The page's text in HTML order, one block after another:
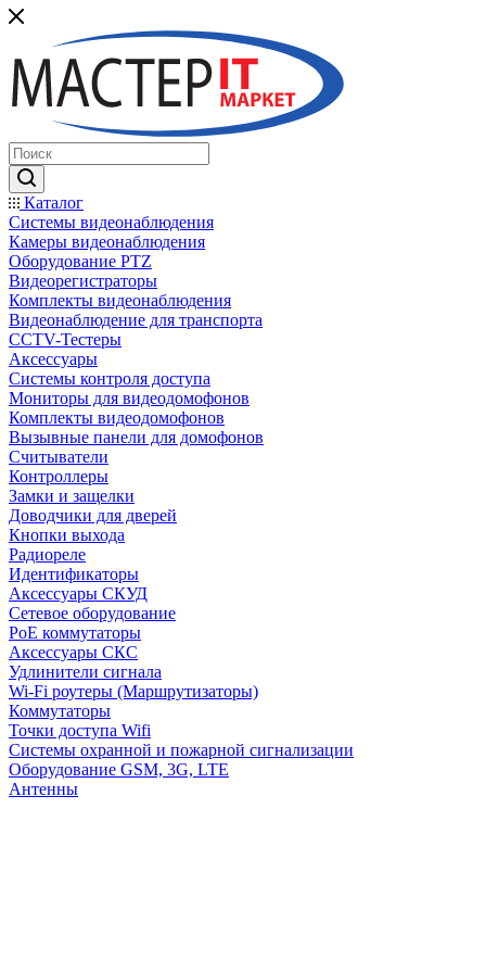
Каталог
Системы видеонаблюдения
Камеры видеонаблюдения
Оборудование PTZ
Видеорегистраторы
Комплекты видеонаблюдения
Видеонаблюдение для транспорта
CCTV-Тестеры
Аксессуары
Системы контроля доступа
Мониторы для видеодомофонов
Комплекты видеодомофонов
Вызывные панели для домофонов
Считыватели
Контроллеры
Замки и защелки
Доводчики для дверей
Кнопки выхода
Радиореле
Идентификаторы
Аксессуары СКУД
Сетевое оборудование
PoE коммутаторы
Аксессуары СКС
Удлинители сигнала
Wi-Fi роутеры (Маршрутизаторы)
Коммутаторы
Точки доступа Wifi
Системы охранной и пожарной сигнализации
Оборудование GSM, 3G, LTE
Антенны